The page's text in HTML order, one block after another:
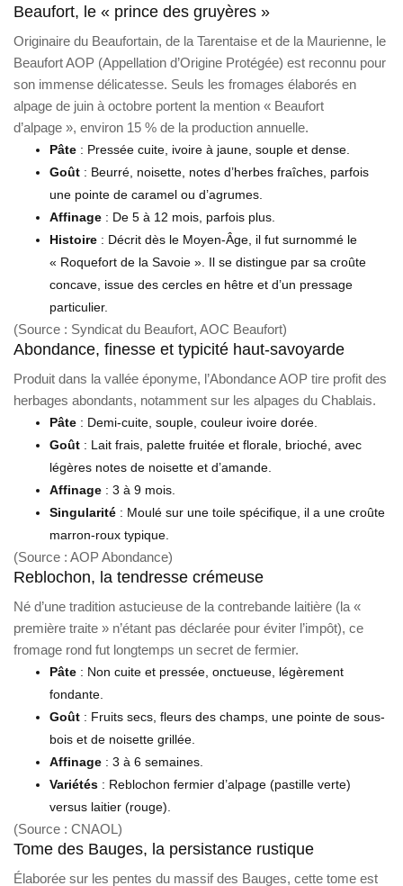
Beaufort, le « prince des gruyères »
Originaire du Beaufortain, de la Tarentaise et de la Maurienne, le
Beaufort AOP (Appellation d’Origine Protégée) est reconnu pour
son immense délicatesse. Seuls les fromages élaborés en
alpage de juin à octobre portent la mention « Beaufort
d’alpage », environ 15 % de la production annuelle.
Pâte : Pressée cuite, ivoire à jaune, souple et dense.
Goût : Beurré, noisette, notes d’herbes fraîches, parfois
une pointe de caramel ou d’agrumes.
Affinage : De 5 à 12 mois, parfois plus.
Histoire : Décrit dès le Moyen-Âge, il fut surnommé le
« Roquefort de la Savoie ». Il se distingue par sa croûte
concave, issue des cercles en hêtre et d’un pressage
particulier.
(Source : Syndicat du Beaufort, AOC Beaufort)
Abondance, finesse et typicité haut-savoyarde
Produit dans la vallée éponyme, l’Abondance AOP tire profit des
herbages abondants, notamment sur les alpages du Chablais.
Pâte : Demi-cuite, souple, couleur ivoire dorée.
Goût : Lait frais, palette fruitée et florale, brioché, avec
légères notes de noisette et d’amande.
Affinage : 3 à 9 mois.
Singularité : Moulé sur une toile spécifique, il a une croûte
marron-roux typique.
(Source : AOP Abondance)
Reblochon, la tendresse crémeuse
Né d’une tradition astucieuse de la contrebande laitière (la «
première traite » n’étant pas déclarée pour éviter l’impôt), ce
fromage rond fut longtemps un secret de fermier.
Pâte : Non cuite et pressée, onctueuse, légèrement
fondante.
Goût : Fruits secs, fleurs des champs, une pointe de sous-
bois et de noisette grillée.
Affinage : 3 à 6 semaines.
Variétés : Reblochon fermier d’alpage (pastille verte)
versus laitier (rouge).
(Source : CNAOL)
Tome des Bauges, la persistance rustique
Élaborée sur les pentes du massif des Bauges, cette tome est